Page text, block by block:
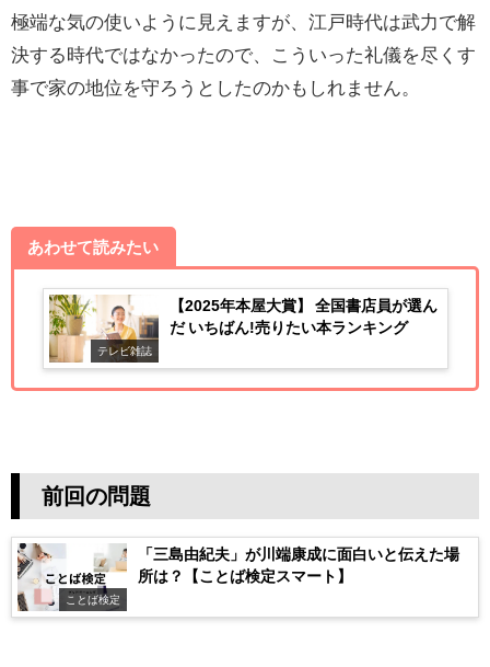
極端な気の使いように見えますが、江戸時代は武力で解
決する時代ではなかったので、こういった礼儀を尽くす
事で家の地位を守ろうとしたのかもしれません。
あわせて読みたい
テレビ雑誌
【2025年本屋大賞】 全国書店員が選ん
だ いちばん!売りたい本ランキング
前回の問題
ことば検定
「三島由紀夫」が川端康成に面白いと伝えた場
所は？【ことば検定スマート】